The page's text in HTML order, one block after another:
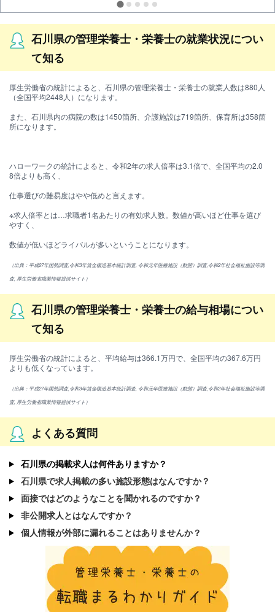
石川県の管理栄養士・栄養士の就業状況につい
て知る
厚生労働省の統計によると、石川県の管理栄養士・栄養士の就業人数は880人
（全国平均2448人）になります。
また、石川県内の病院の数は1450箇所、介護施設は719箇所、保育所は358箇
所になります。
ハローワークの統計によると、令和2年の求人倍率は3.1倍で、全国平均の2.0
8倍よりも高く、
仕事選びの難易度はやや低めと言えます。
※求人倍率とは…求職者1名あたりの有効求人数。数値が高いほど仕事を選び
やすく、
数値が低いほどライバルが多いということになります。
（出典：平成27年国勢調査,令和3年賃金構造基本統計調査, 令和元年医療施設（動態）調査,令和2年社会福祉施設等調
査, 厚生労働省職業情報提供サイト）
石川県の管理栄養士・栄養士の給与相場につい
て知る
厚生労働省の統計によると、平均給与は366.1万円で、全国平均の367.6万円
よりも低くなっています。
（出典：平成27年国勢調査,令和3年賃金構造基本統計調査, 令和元年医療施設（動態）調査,令和2年社会福祉施設等調
査, 厚生労働省職業情報提供サイト）
よくある質問
石川県の掲載求人は何件ありますか？
石川県で求人掲載の多い施設形態はなんですか？
面接ではどのようなことを聞かれるのですか？
非公開求人とはなんですか？
個人情報が外部に漏れることはありませんか？